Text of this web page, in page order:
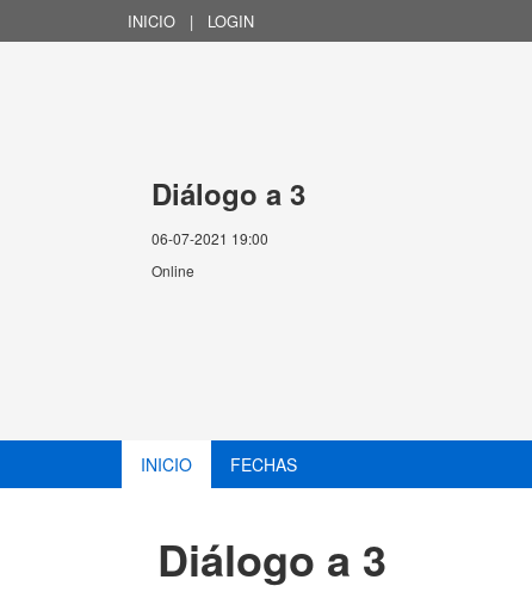
INICIO | LOGIN
Diálogo a 3
06-07-2021 19:00
Online
INICIO FECHAS
Diálogo a 3